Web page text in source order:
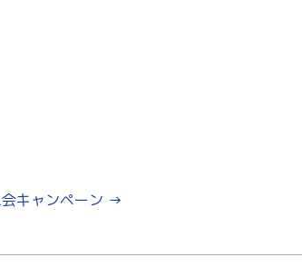
キャンペーン →